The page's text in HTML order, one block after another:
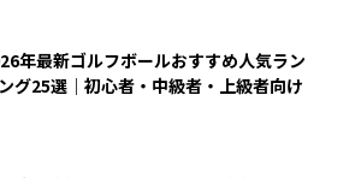
年最新ゴルフボールおすすめ人気ラン
グ25選｜初心者・中級者・上級者向け